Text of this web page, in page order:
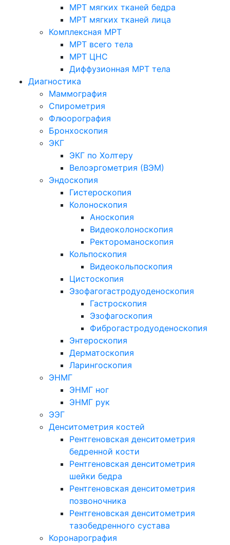
МРТ мягких тканей бедра
МРТ мягких тканей лица
Комплексная МРТ
МРТ всего тела
МРТ ЦНС
Диффузионная МРТ тела
Диагностика
Маммография
Спирометрия
Флюорография
Бронхоскопия
ЭКГ
ЭКГ по Холтеру
Велоэргометрия (ВЭМ)
Эндоскопия
Гистероскопия
Колоноскопия
Аноскопия
Видеоколоноскопия
Ректороманоскопия
Кольпоскопия
Видеокольпоскопия
Цистоскопия
Эзофагогастродуоденоскопия
Гастроскопия
Эзофагоскопия
Фиброгастродуоденоскопия
Энтероскопия
Дерматоскопия
Ларингоскопия
ЭНМГ
ЭНМГ ног
ЭНМГ рук
ЭЭГ
Денситометрия костей
Рентгеновская денситометрия
бедренной кости
Рентгеновская денситометрия
шейки бедра
Рентгеновская денситометрия
позвоночника
Рентгеновская денситометрия
тазобедренного сустава
Коронарография